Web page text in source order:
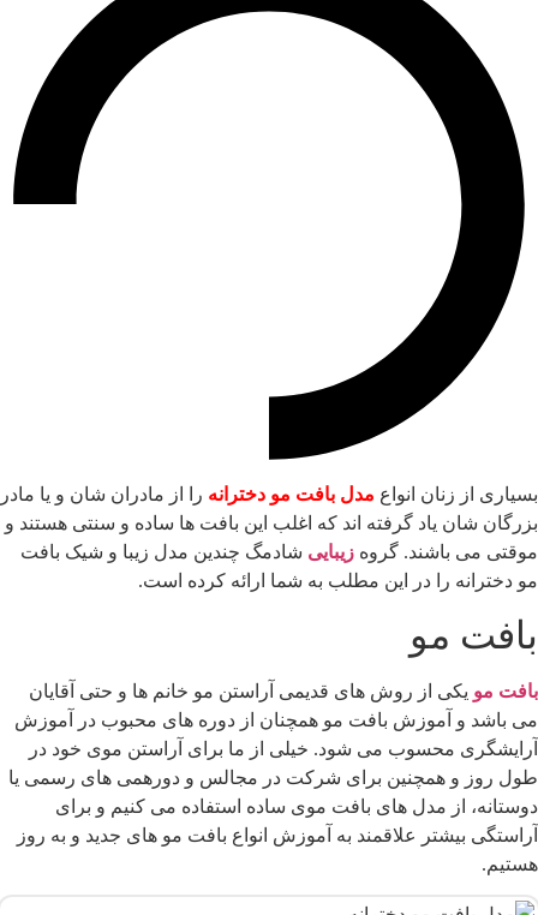
از زنان انواع مدل بافت مو دخترانهرا از مادران شان و یا مادر
شان یاد گرفته اند که اغلب این بافت ها ساده و سنتی هستند و
می باشند. گروه زیبایی
شادمگ چندین مدل زیبا و شیک بافت
دخترانه را در این مطلب به شما ارائه کرده است.
مو
مویکی از روش های قدیمی آراستن مو خانم ها و حتی آقایان
باشد و آموزش بافت مو همچنان از دوره های محبوب در آموزش
محسوب می شود. خیلی از ما برای آراستن موی خود در
روز و همچنین برای شرکت در مجالس و دورهمی های رسمی یا
از مدل های بافت موی ساده استفاده می کنیم و برای
بیشتر علاقمند به آموزش انواع بافت مو های جدید و به روز